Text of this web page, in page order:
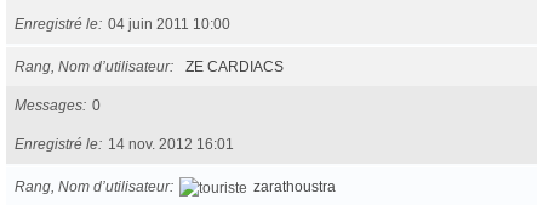
Enregistré le 04 juin 2011 10:00
Rang, Nom d’utilisateur ZE CARDIACS
Messages 0
Enregistré le 14 nov. 2012 16:01
Rang, Nom d’utilisateur zarathoustra